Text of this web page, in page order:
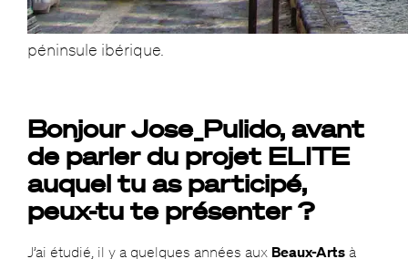
péninsule ibérique.
Bonjour Jose_Pulido, avant
de parler du projet ELITE
auquel tu as participé,
peux-tu te présenter ?
J’ai étudié, il y a quelques années aux Beaux-Artsà